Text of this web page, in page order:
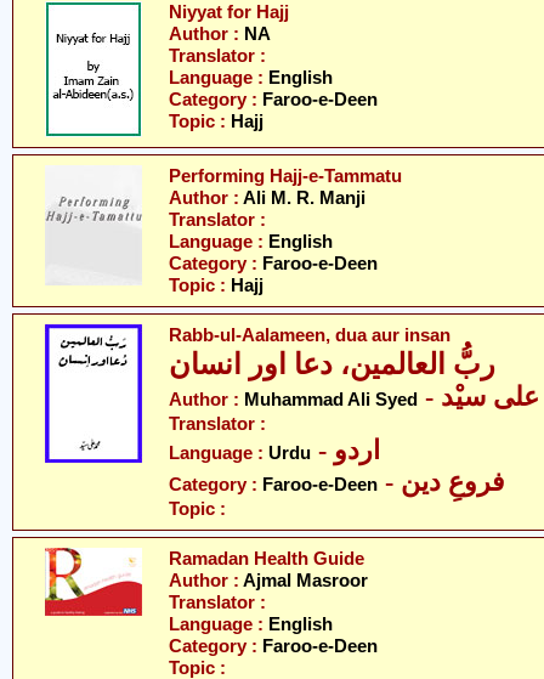
Niyyat for Hajj
Author : NA
Translator :
Language : English
Category : Faroo-e-Deen
Topic : Hajj
Performing Hajj-e-Tammatu
Author : Ali M. R. Manji
Translator :
Language : English
Category : Faroo-e-Deen
Topic : Hajj
Rabb-ul-Aalameen, dua aur insan
ربُّ العالمین، دعا اور انسان
Author : Muhammad Ali Syed علی سیْد
Translator :
Language : Urdu - اردو
Category : Faroo-e-Deen - فروعِ دین
Topic :
Ramadan Health Guide
Author : Ajmal Masroor
Translator :
Language : English
Category : Faroo-e-Deen
Topic :